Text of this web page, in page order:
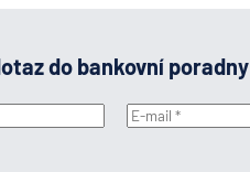
do bankovní poradny